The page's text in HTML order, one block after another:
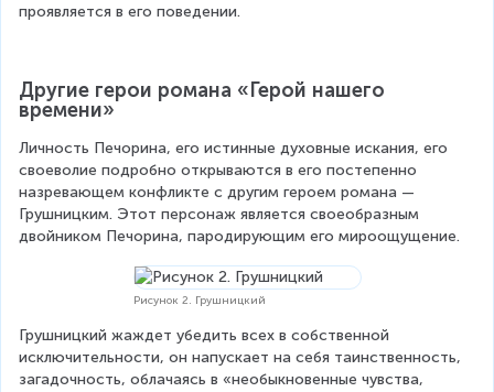
проявляется в его поведении.
Другие герои романа «Герой нашего
времени»
Личность Печорина, его истинные духовные искания, его
своеволие подробно открываются в его постепенно
назревающем конфликте с другим героем романа —
Грушницким. Этот персонаж является своеобразным
двойником Печорина, пародирующим его мироощущение.
Рисунок 2. Грушницкий
Грушницкий жаждет убедить всех в собственной
исключительности, он напускает на себя таинственность,
загадочность, облачаясь в «необыкновенные чувства,